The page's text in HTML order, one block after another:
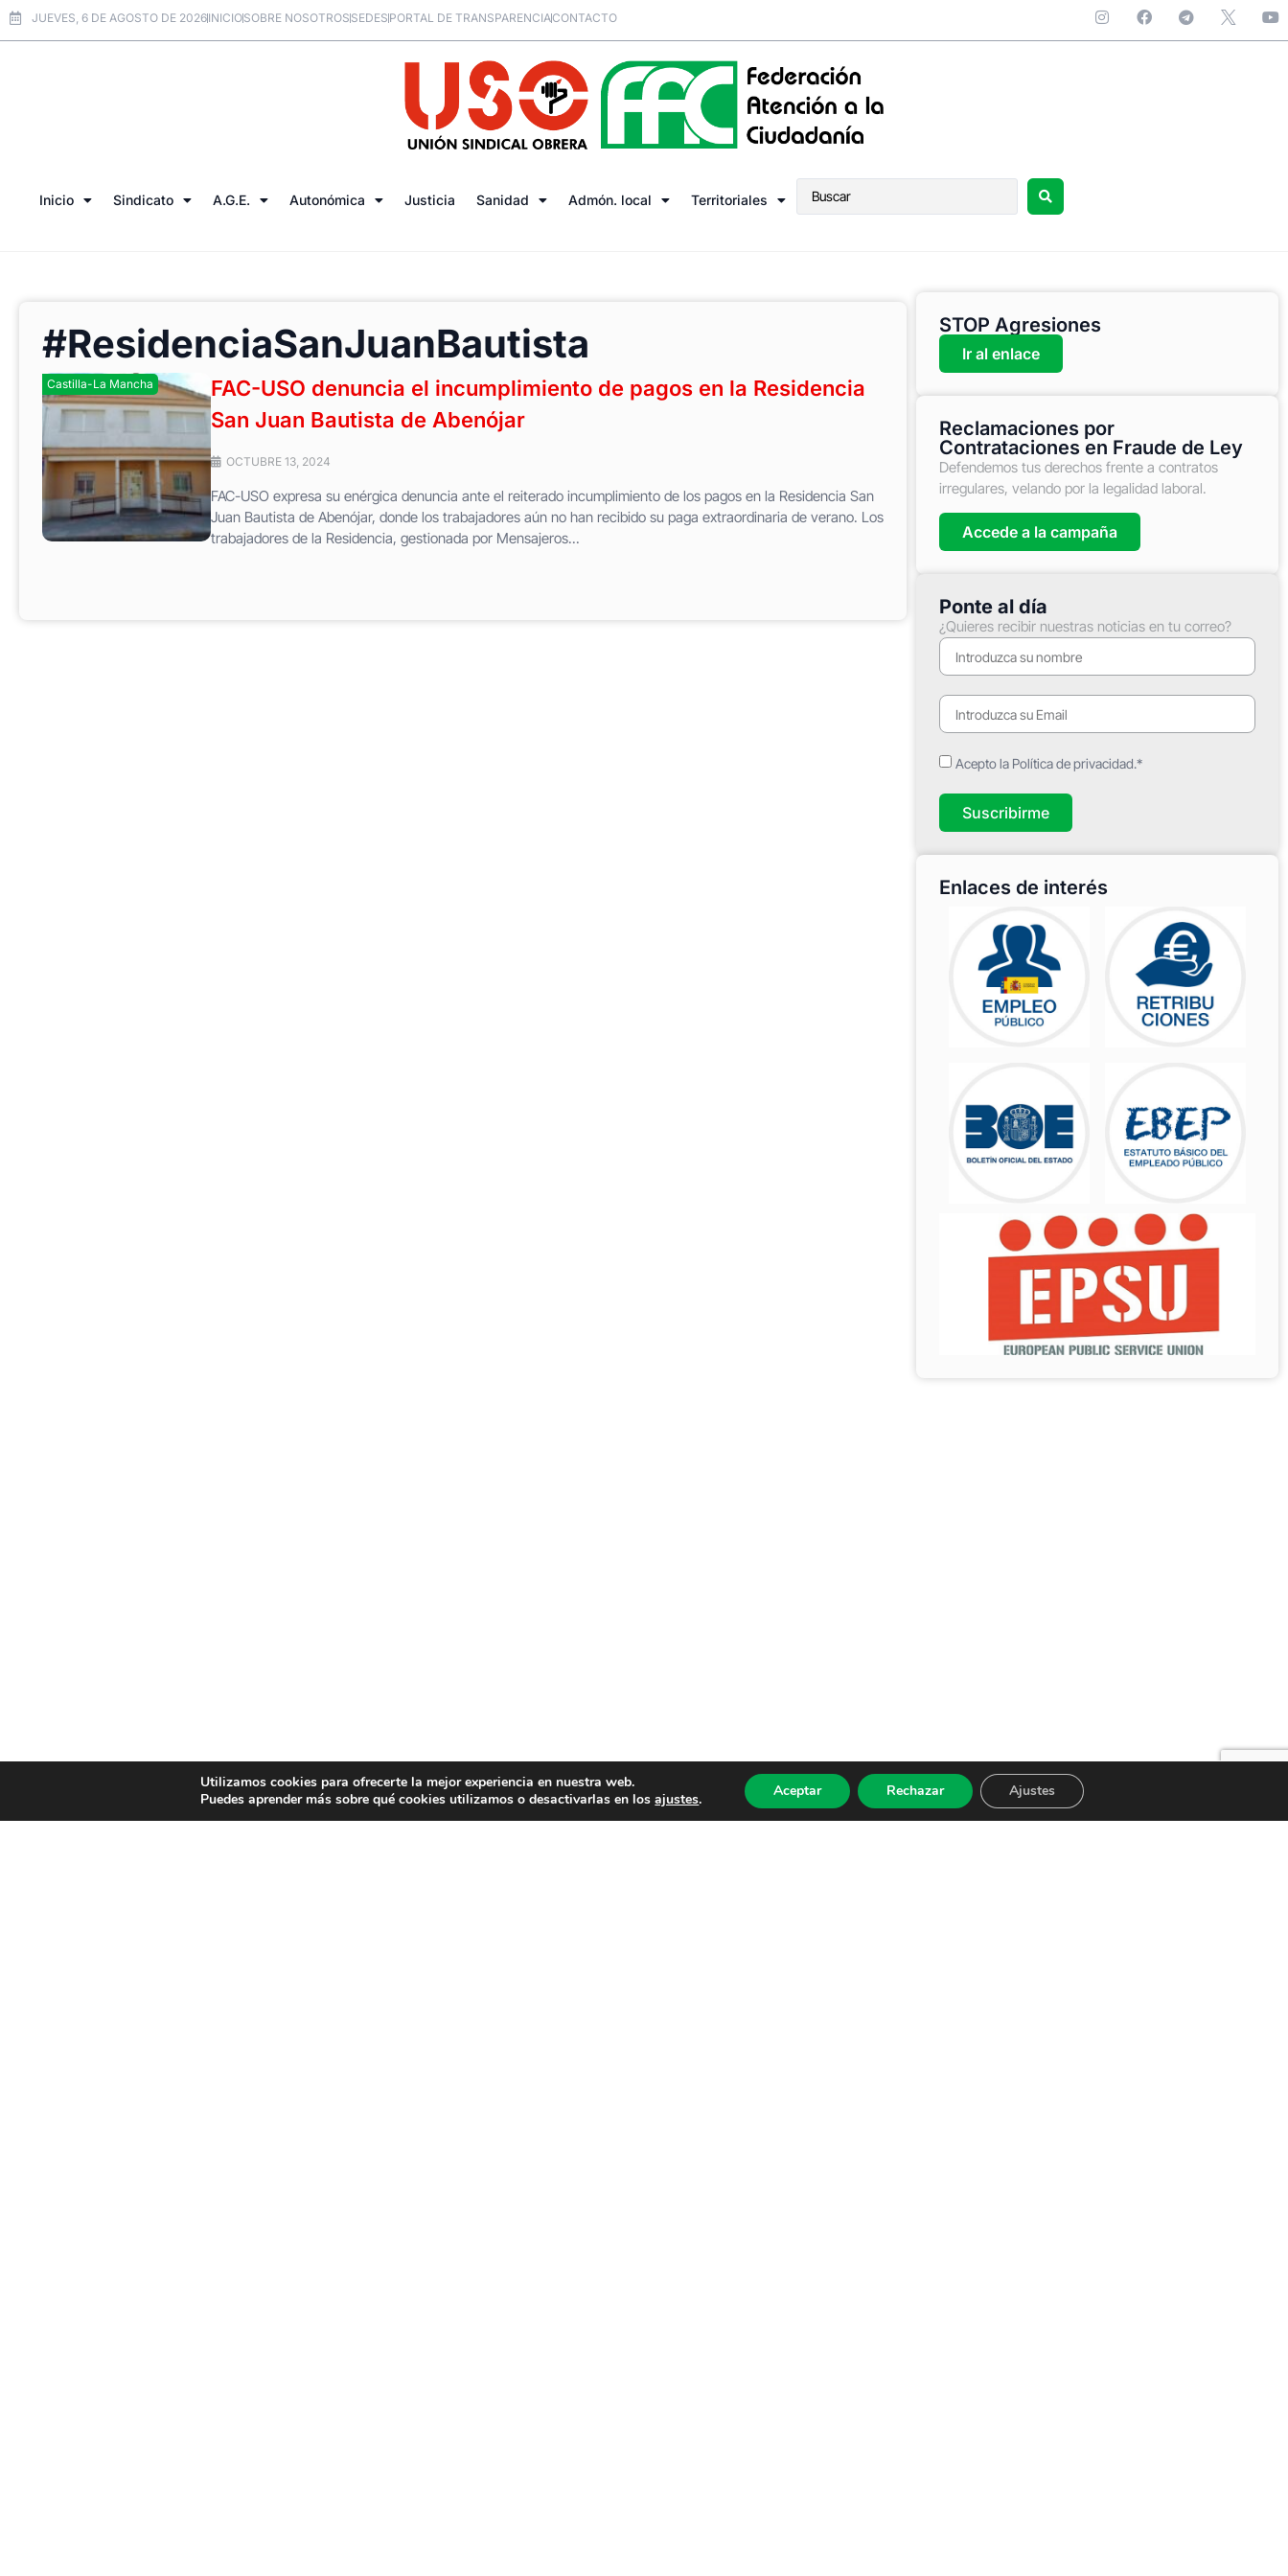
JUEVES, 6 DE AGOSTO DE 2026INICIOSOBRE NOSOTROSSEDESPORTAL DE TRANSPARENCIACONTACTO
Inicio Sindicato A.G.E. Autonómica Justicia Sanidad Admón. local Territoriales
#ResidenciaSanJuanBautista
Castilla-La Mancha
FAC-USO denuncia el incumplimiento de pagos en la Residencia
San Juan Bautista de Abenójar
OCTUBRE 13, 2024
FAC-USO expresa su enérgica denuncia ante el reiterado incumplimiento de los pagos en la Residencia San
Juan Bautista de Abenójar, donde los trabajadores aún no han recibido su paga extraordinaria de verano. Los
trabajadores de la Residencia, gestionada por Mensajeros...
STOP Agresiones
Ir al enlace
Reclamaciones por
Contrataciones en Fraude de Ley
Defendemos tus derechos frente a contratos
irregulares, velando por la legalidad laboral.
Accede a la campaña
Ponte al día
¿Quieres recibir nuestras noticias en tu correo?
Acepto la Política de privacidad.*
Suscribirme
Enlaces de interés
Utilizamos cookies para ofrecerte la mejor experiencia en nuestra web.
Puedes aprender más sobre qué cookies utilizamos o desactivarlas en losajustes. Aceptar Rechazar Ajustes